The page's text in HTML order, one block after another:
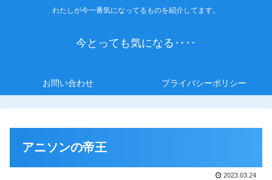
わたしが今一番気になってるものを紹介してます。
今とっても気になる‥‥
お問い合わせ プライバシーポリシー
アニソンの帝王
2023.03.24